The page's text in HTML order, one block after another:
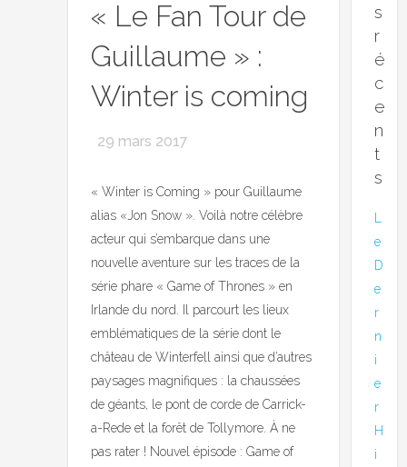
« Le Fan Tour de
Guillaume » :
Winter is coming
29 mars 2017
« Winter is Coming » pour Guillaume
alias «Jon Snow ». Voilà notre célèbre
acteur qui s’embarque dans une
nouvelle aventure sur les traces de la
série phare « Game of Thrones » en
Irlande du nord. Il parcourt les lieux
emblématiques de la série dont le
château de Winterfell ainsi que d’autres
paysages magnifiques : la chaussées
de géants, le pont de corde de Carrick-
a-Rede et la forêt de Tollymore. À ne
pas rater ! Nouvel épisode : Game of
s
r
é
c
e
n
t
s
e
D
e
r
n
i
e
r
H
i